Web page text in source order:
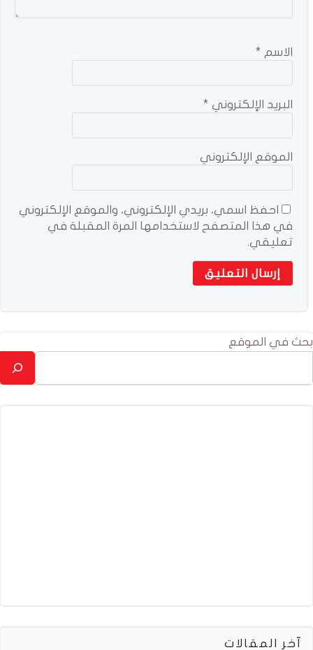
الاسم *
البريد الإلكتروني *
الموقع الإلكتروني
احفظ اسمي، بريدي الإلكتروني، والموقع الإلكتروني
في هذا المتصفح لاستخدامها المرة المقبلة في
تعليقي.
بحث في الموقع
آخر المقالات